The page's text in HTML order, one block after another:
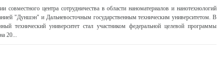
совместного центра сотрудничества в области наноматериалов и нанотехнологий
"Дуншэн" и Дальневосточным государственным техническим университетом. В
технический университет стал участником федеральной целевой программы
20...